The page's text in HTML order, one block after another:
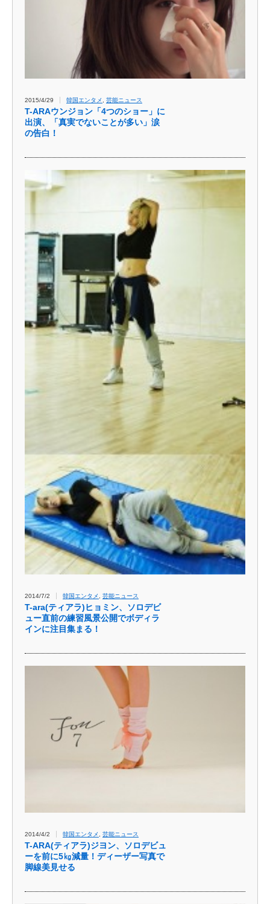
2015/4/29 韓国エンタメ 芸能ニュース
T-ARAウンジョン「4つのショー」に
出演、「真実でないことが多い」涙
の告白！
2014/7/2 韓国エンタメ , 芸能ニュース
T-ara(ティアラ)ヒョミン、ソロデビ
ュー直前の練習風景公開でボディラ
インに注目集まる！
2014/4/2 韓国エンタメ 芸能ニュース
T-ARA(ティアラ)ジヨン、ソロデビュ
ーを前に5㎏減量！ディーザー写真で
脚線美見せる